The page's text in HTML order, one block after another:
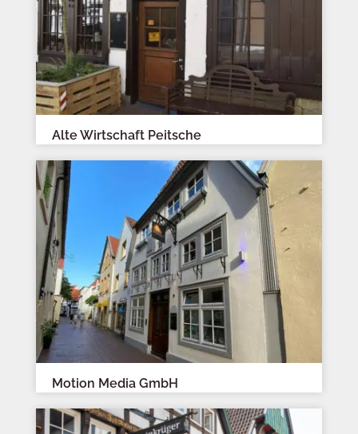
Alte Wirtschaft Peitsche
Motion Media GmbH